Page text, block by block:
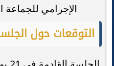
الإجرامي للجماعة
التوقعات حول